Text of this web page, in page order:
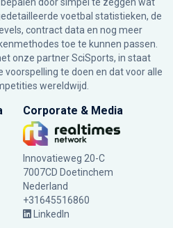
voetbal statistieken, de
contract data en nog meer
toe te kunnen passen.
onze partner SciSports, in staat
te doen en dat voor alle
wereldwijd.
Corporate & Media
Innovatieweg 20-C
7007CD Doetinchem
Nederland
+31645516860
LinkedIn